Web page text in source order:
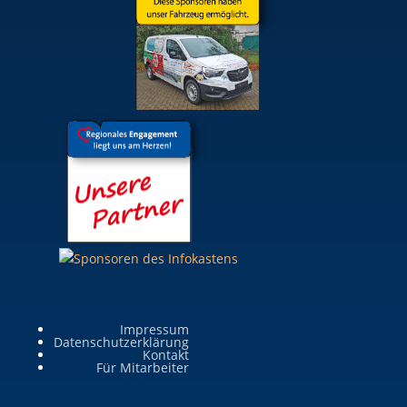
Impressum
Datenschutzerklärung
Kontakt
Für Mitarbeiter